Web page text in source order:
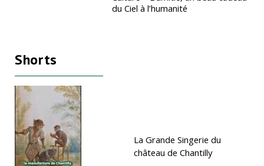
du Ciel à l’humanité
Shorts
La Grande Singerie du
château de Chantilly